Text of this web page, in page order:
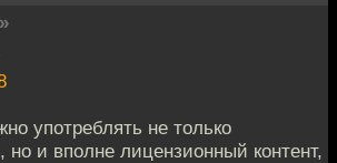
»
употреблять не только
но и вполне лицензионный контент,